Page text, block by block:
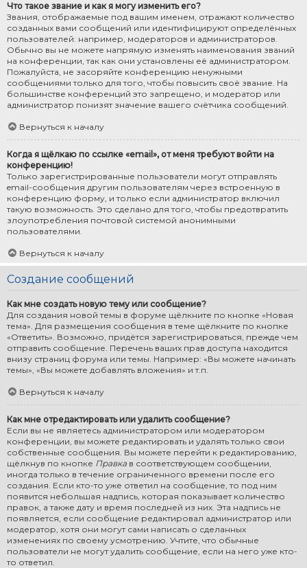
Что такое звание и как я могу изменить его?
Звания, отображаемые под вашим именем, отражают количество
созданных вами сообщений или идентифицируют определённых
пользователей: например, модераторов и администраторов.
Обычно вы не можете напрямую изменять наименования званий
на конференции, так как они установлены её администратором.
Пожалуйста, не засоряйте конференцию ненужными
сообщениями только для того, чтобы повысить своё звание. На
большинстве конференций это запрещено, и модератор или
администратор понизят значение вашего счётчика сообщений.
Вернуться к началу
Когда я щёлкаю по ссылке «email», от меня требуют войти на
конференцию!
Только зарегистрированные пользователи могут отправлять
email-сообщения другим пользователям через встроенную в
конференцию форму, и только если администратор включил
такую возможность. Это сделано для того, чтобы предотвратить
злоупотребления почтовой системой анонимными
пользователями.
Вернуться к началу
Создание сообщений
Как мне создать новую тему или сообщение?
Для создания новой темы в форуме щёлкните по кнопке «Новая
тема». Для размещения сообщения в теме щёлкните по кнопке
«Ответить». Возможно, придётся зарегистрироваться, прежде чем
отправить сообщение. Перечень ваших прав доступа находится
внизу страниц форума или темы. Например: «Вы можете начинать
темы», «Вы можете добавлять вложения» и т.п.
Вернуться к началу
Как мне отредактировать или удалить сообщение?
Если вы не являетесь администратором или модератором
конференции, вы можете редактировать и удалять только свои
собственные сообщения. Вы можете перейти к редактированию,
щёлкнув по кнопке Правка в соответствующем сообщении,
иногда только в течение ограниченного времени после его
создания. Если кто-то уже ответил на сообщение, то под ним
появится небольшая надпись, которая показывает количество
правок, а также дату и время последней из них. Эта надпись не
появляется, если сообщение редактировал администратор или
модератор, хотя они могут сами написать о сделанных
изменениях по своему усмотрению. Учтите, что обычные
пользователи не могут удалить сообщение, если на него уже кто-
то ответил.